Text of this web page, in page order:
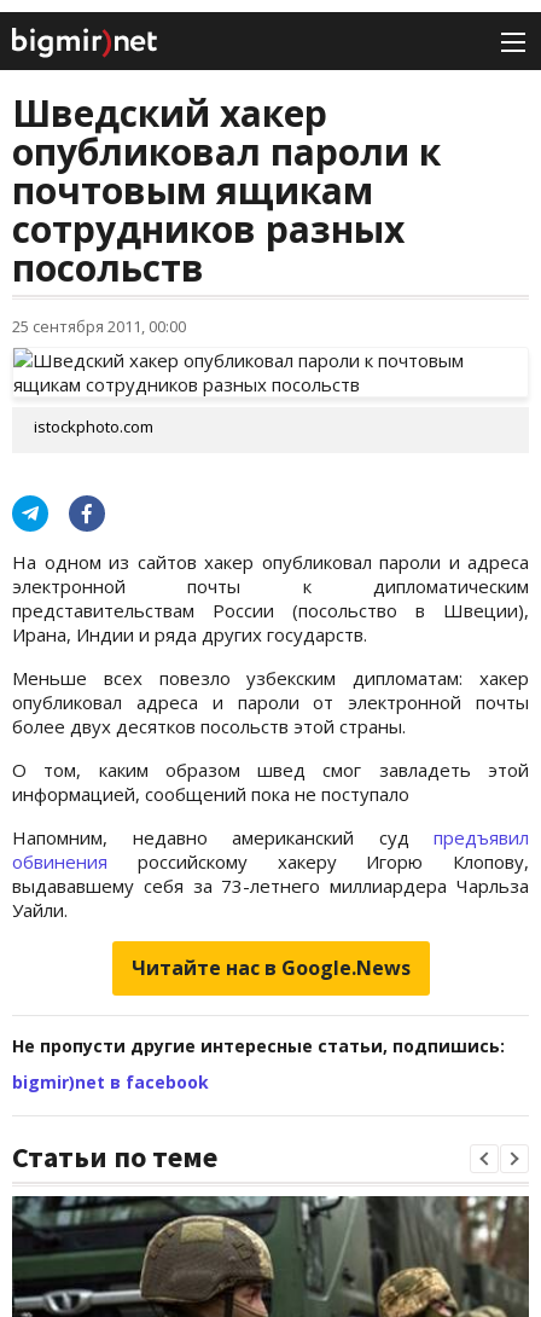
Шведский хакер
опубликовал пароли к
почтовым ящикам
сотрудников разных
посольств
25 сентября 2011, 00:00
istockphoto.com
На одном из сайтов хакер опубликовал пароли и адреса
электронной почты к дипломатическим
представительствам России (посольство в Швеции),
Ирана, Индии и ряда других государств.
Меньше всех повезло узбекским дипломатам: хакер
опубликовал адреса и пароли от электронной почты
более двух десятков посольств этой страны.
О том, каким образом швед смог завладеть этой
информацией, сообщений пока не поступало
Напомним, недавно американский суд предъявил
обвинения российскому хакеру Игорю Клопову,
выдававшему себя за 73-летнего миллиардера Чарльза
Уайли.
Читайте нас в Google.News
Не пропусти другие интересные статьи, подпишись:
bigmir)net в facebook
Статьи по теме